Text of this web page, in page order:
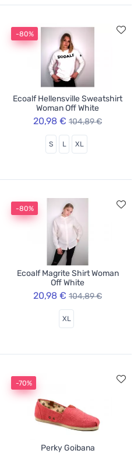
-80%
Ecoalf Hellensville Sweatshirt
Woman Off White
20,98 € 104,89 €
S L XL
-80%
Ecoalf Magrite Shirt Woman
Off White
20,98 € 104,89 €
XL
-70%
Perky Goibana